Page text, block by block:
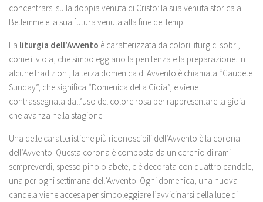
concentrarsi sulla doppia venuta di Cristo: la sua venuta storica a
Betlemme e la sua futura venuta alla fine dei tempi
La liturgia dell’Avvento è caratterizzata da colori liturgici sobri,
come il viola, che simboleggiano la penitenza e la preparazione. In
alcune tradizioni, la terza domenica di Avvento è chiamata “Gaudete
Sunday”, che significa “Domenica della Gioia”, e viene
contrassegnata dall’uso del colore rosa per rappresentare la gioia
che avanza nella stagione.
Una delle caratteristiche più riconoscibili dell’Avvento è la corona
dell’Avvento. Questa corona è composta da un cerchio di rami
sempreverdi, spesso pino o abete, e è decorata con quattro candele,
una per ogni settimana dell’Avvento. Ogni domenica, una nuova
candela viene accesa per simboleggiare l’avvicinarsi della luce di